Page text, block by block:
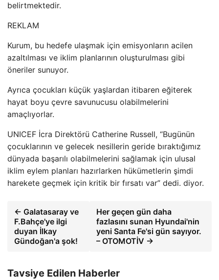
belirtmektedir.
REKLAM
Kurum, bu hedefe ulaşmak için emisyonların acilen
azaltılması ve iklim planlarının oluşturulması gibi
öneriler sunuyor.
Ayrıca çocukları küçük yaşlardan itibaren eğiterek
hayat boyu çevre savunucusu olabilmelerini
amaçlıyorlar.
UNICEF İcra Direktörü Catherine Russell, “Bugünün
çocuklarının ve gelecek nesillerin geride bıraktığımız
dünyada başarılı olabilmelerini sağlamak için ulusal
iklim eylem planları hazırlarken hükümetlerin şimdi
harekete geçmek için kritik bir fırsatı var” dedi. diyor.
← Galatasaray ve
F.Bahçe'ye ilgi
duyan İlkay
Gündoğan'a şok!
Her geçen gün daha
fazlasını sunan Hyundai'nin
yeni Santa Fe'si gün sayıyor.
– OTOMOTİV →
Tavsiye Edilen Haberler